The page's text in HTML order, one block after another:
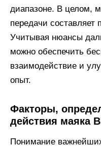
диапазоне. В целом,
передачи составляет
Учитывая нюансы
можно обеспечить
взаимодействие и
опыт.
Факторы,
действия маяка
Понимание